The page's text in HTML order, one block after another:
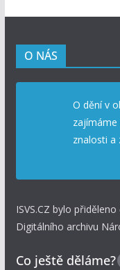
O NÁS
O dění v
zajímáme
znalosti a
ISVS.CZ bylo
Digitálního archivu
Co ještě děláme?